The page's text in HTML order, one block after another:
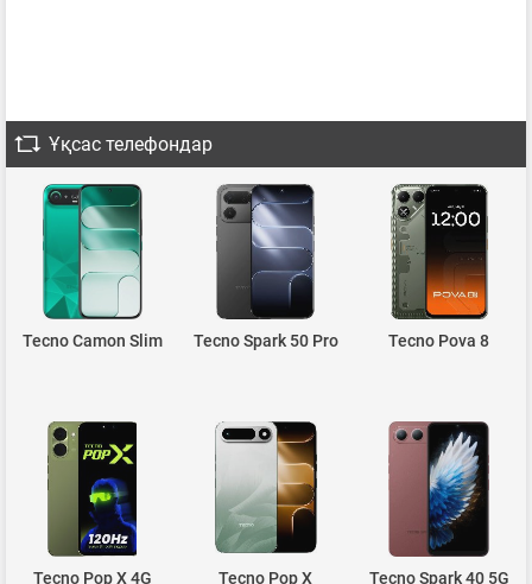
Ұқсас телефондар
Tecno Camon Slim Tecno Spark 50 Pro Tecno Pova 8
Tecno Pop X 4G Tecno Pop X Tecno Spark 40 5G